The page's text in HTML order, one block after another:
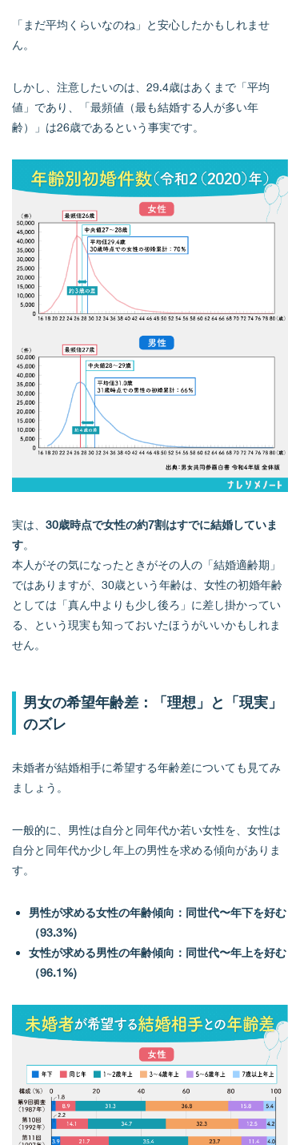
「まだ平均くらいなのね」と安心したかもしれませ
ん。
しかし、注意したいのは、29.4歳はあくまで「平均
値」であり、「最頻値（最も結婚する人が多い年
齢）」は26歳であるという事実です。
実は、 30歳時点で女性の約7割はすでに結婚していま
す。
本人がその気になったときがその人の「結婚適齢期」
ではありますが、30歳という年齢は、女性の初婚年齢
としては「真ん中よりも少し後ろ」に差し掛かってい
る、という現実も知っておいたほうがいいかもしれま
せん。
男女の希望年齢差：「理想」と「現実」
のズレ
未婚者が結婚相手に希望する年齢差についても見てみ
ましょう。
一般的に、男性は自分と同年代か若い女性を、女性は
自分と同年代か少し年上の男性を求める傾向がありま
す。
男性が求める女性の年齢傾向：同世代〜年下を好む
（93.3%)
女性が求める男性の年齢傾向：同世代〜年上を好む
（96.1%)